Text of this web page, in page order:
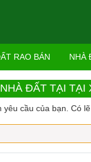
RAO BÁN NHÀ
ĐẤT TẠI
cầu của bạn. Có